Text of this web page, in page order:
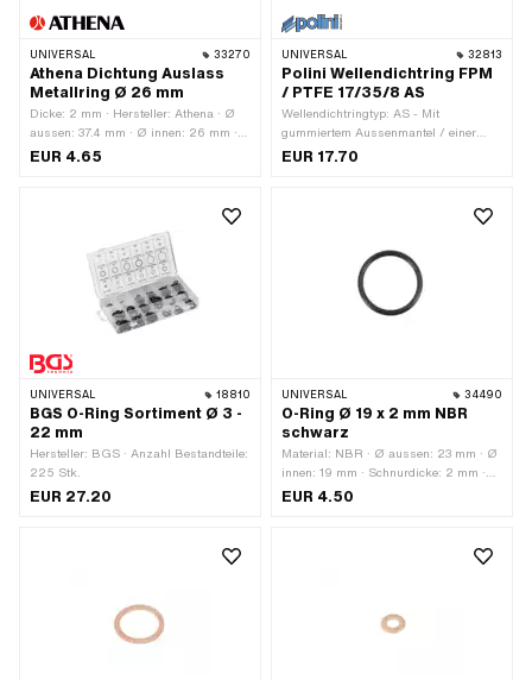
UNIVERSAL 33270
Athena Dichtung Auslass
Metallring Ø 26 mm
Dicke: 2 mm · Hersteller: Athena · Ø
aussen: 37.4 mm · Ø innen: 26 mm ·
Gesamtlänge: 68 mm · Ø
EUR 4.65
UNIVERSAL 32813
Polini Wellendichtring FPM
/ PTFE 17/35/8 AS
Wellendichtringtyp: AS - Mit
gummiertem Aussenmantel / einer
Dichtlippen / einer Staublippe. ·
Viton) · Verwendungsort: Kurbelwelle ·
Verwendungsort: Universal · Ø innen:
17 mm · Ø aussen: 35 mm ·
Temperaturbeständigkeit (min.): -30 -
200 °C · Breite: 8 mm
EUR 17.70
UNIVERSAL 18810
BGS O-Ring Sortiment Ø 3 -
22 mm
Hersteller: BGS · Anzahl Bestandteile:
225 Stk.
EUR 27.20
UNIVERSAL 34490
O-Ring Ø 19 x 2 mm NBR
schwarz
Material: NBR · Ø aussen: 23 mm · Ø
innen: 19 mm · Schnurdicke: 2 mm ·
Härte: 70 Shore
EUR 4.50